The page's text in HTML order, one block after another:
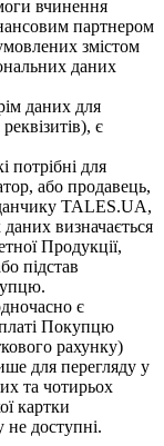
вчинення
партнером
змістом
даних
даних для
є
потрібні для
або продавець,
TALES.UA,
визначається
Продукції,
підстав
є
Покупцю
рахунку)
для перегляду у
та чотирьох
картки
не доступні.